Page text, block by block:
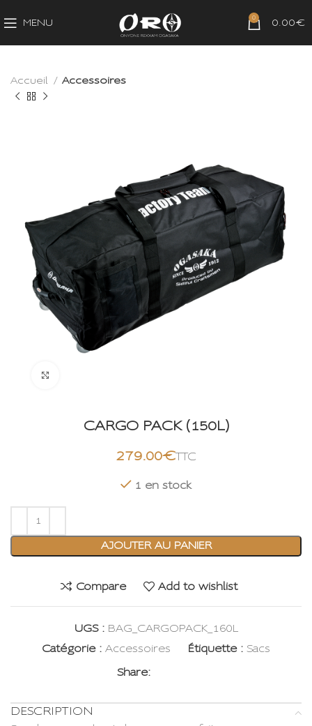
MENU
0
0.00€
Accueil Accessoires
CARGO PACK (150L)
€
1 en stock
AJOUTER AU PANIER
Compare Add to wishlist
UGS : BAG_CARGOPACK_160L
Catégorie : Accessoires Étiquette : Sacs
Share:
DESCRIPTION